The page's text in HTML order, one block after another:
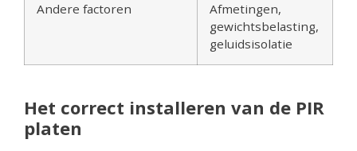
Andere factoren
Afmetingen,
gewichtsbelasting,
geluidsisolatie
Het correct installeren van de PIR
platen